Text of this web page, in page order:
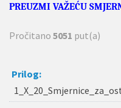
PREUZMI VAŽEĆU
Pročitano 5051 put(a)
Prilog: